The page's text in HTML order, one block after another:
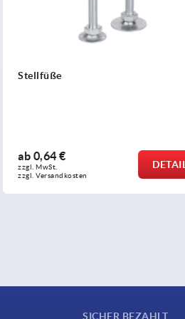
Stellfüße
ab0,64 €
zzgl. MwSt.
zzgl. Versandkosten
DETAILS
SICHER BEZAHLT